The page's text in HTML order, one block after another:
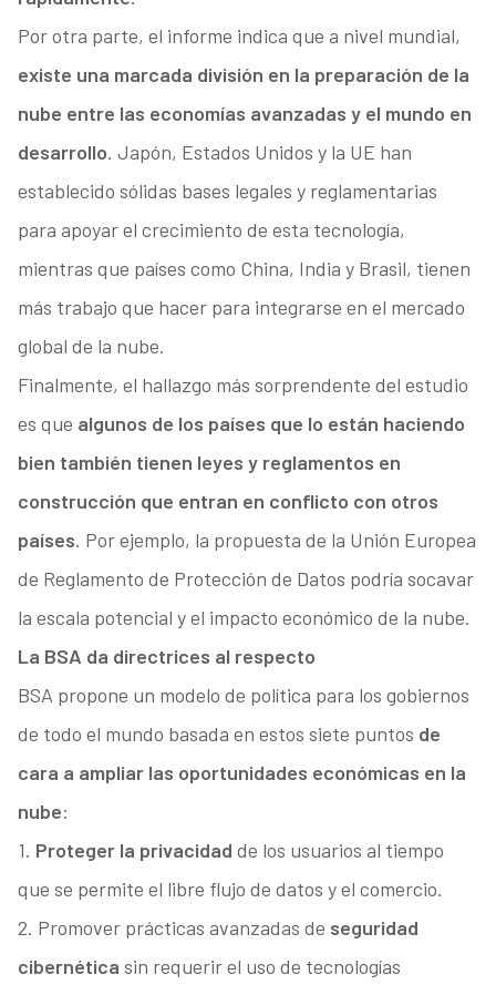
Por otra parte, el informe indica que a nivel mundial,
existe una marcada división en la preparación de la
nube entre las economías avanzadas y el mundo en
desarrollo. Japón, Estados Unidos y la UE han
establecido sólidas bases legales y reglamentarias
para apoyar el crecimiento de esta tecnología,
mientras que países como China, India y Brasil, tienen
más trabajo que hacer para integrarse en el mercado
global de la nube.
Finalmente, el hallazgo más sorprendente del estudio
es que algunos de los países que lo están haciendo
bien también tienen leyes y reglamentos en
construcción que entran en conflicto con otros
países. Por ejemplo, la propuesta de la Unión Europea
de Reglamento de Protección de Datos podría socavar
la escala potencial y el impacto económico de la nube.
La BSA da directrices al respecto
BSA propone un modelo de política para los gobiernos
de todo el mundo basada en estos siete puntos de
cara a ampliar las oportunidades económicas en la
nube:
1. Proteger la privacidad de los usuarios al tiempo
que se permite el libre flujo de datos y el comercio.
2. Promover prácticas avanzadas de seguridad
cibernética sin requerir el uso de tecnologías